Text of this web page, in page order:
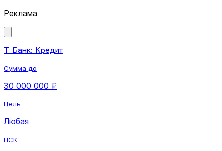
Реклама
Т-Банк: Кредит
Сумма до
30 000 000 ₽
Цель
Любая
ПСК